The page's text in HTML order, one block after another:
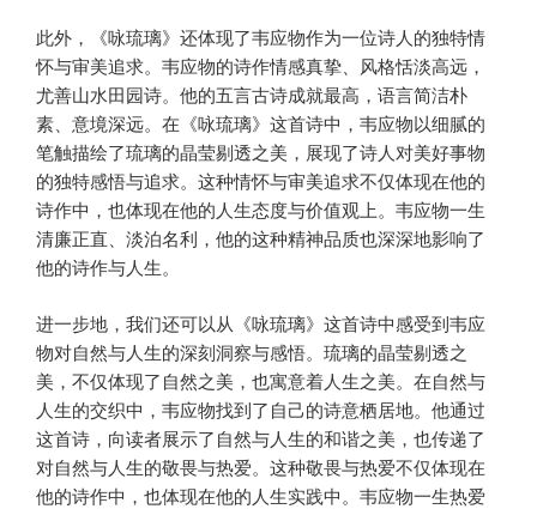
此外，《咏琉璃》还体现了韦应物作为一位诗人的独特情
怀与审美追求。韦应物的诗作情感真挚、风格恬淡高远，
尤善山水田园诗。他的五言古诗成就最高，语言简洁朴
素、意境深远。在《咏琉璃》这首诗中，韦应物以细腻的
笔触描绘了琉璃的晶莹剔透之美，展现了诗人对美好事物
的独特感悟与追求。这种情怀与审美追求不仅体现在他的
诗作中，也体现在他的人生态度与价值观上。韦应物一生
清廉正直、淡泊名利，他的这种精神品质也深深地影响了
他的诗作与人生。
进一步地，我们还可以从《咏琉璃》这首诗中感受到韦应
物对自然与人生的深刻洞察与感悟。琉璃的晶莹剔透之
美，不仅体现了自然之美，也寓意着人生之美。在自然与
人生的交织中，韦应物找到了自己的诗意栖居地。他通过
这首诗，向读者展示了自然与人生的和谐之美，也传递了
对自然与人生的敬畏与热爱。这种敬畏与热爱不仅体现在
他的诗作中，也体现在他的人生实践中。韦应物一生热爱